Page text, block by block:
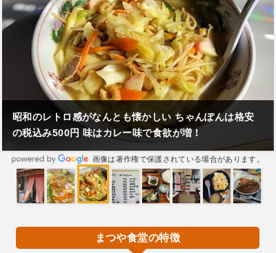
昭和のレトロ感がなんとも懐かしい ちゃんぽんは格安
の税込み500円 味はカレー味で食欲が増！
画像は著作権で保護されている場合があります。
まつや食堂の特徴